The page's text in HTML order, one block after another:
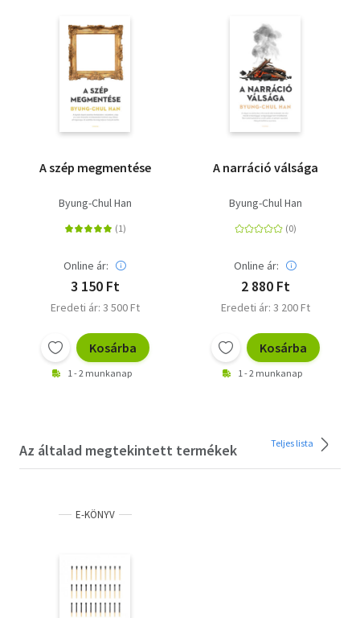
A szép megmentése
Byung-Chul Han
Online ár:
3 150 Ft
Eredeti ár: 3 500 Ft
Kosárba
1 - 2 munkanap
A narráció válsága
Byung-Chul Han
Online ár:
2 880 Ft
Eredeti ár: 3 200 Ft
Kosárba
1 - 2 munkanap
Az általad megtekintett termékek Teljes lista
E-KÖNYV